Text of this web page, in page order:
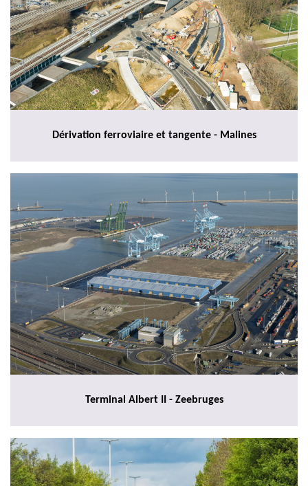
Dérivation ferroviaire et tangente - Malines
Terminal Albert II - Zeebruges